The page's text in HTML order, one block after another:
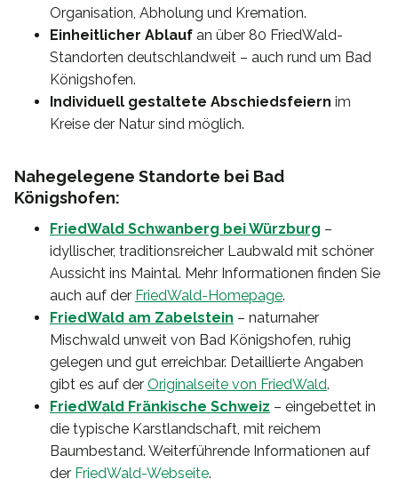
Organisation, Abholung und Kremation.
Einheitlicher Ablauf an über 80 FriedWald-
Standorten deutschlandweit – auch rund um Bad
Königshofen.
Individuell gestaltete Abschiedsfeiern im
Kreise der Natur sind möglich.
Nahegelegene Standorte bei Bad
Königshofen:
FriedWald Schwanberg bei Würzburg –
idyllischer, traditionsreicher Laubwald mit schöner
Aussicht ins Maintal. Mehr Informationen finden Sie
auch auf der FriedWald-Homepage.
FriedWald am Zabelstein – naturnaher
Mischwald unweit von Bad Königshofen, ruhig
gelegen und gut erreichbar. Detaillierte Angaben
gibt es auf der Originalseite von FriedWald.
FriedWald Fränkische Schweiz – eingebettet in
die typische Karstlandschaft, mit reichem
Baumbestand. Weiterführende Informationen auf
der FriedWald-Webseite.